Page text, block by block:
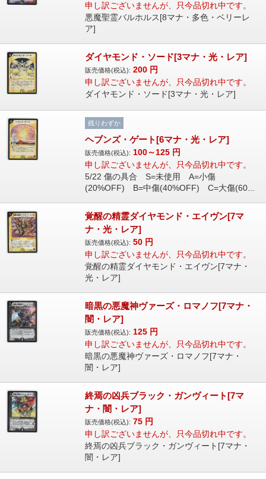
申し訳ございませんが、只今品切れ中です。
悪魔聖霊バルホルス[8マナ・多色・ベリーレ
ア]
ダイヤモンド・ソード[3マナ・光・レア]
販売価格(税込): 200 円
申し訳ございませんが、只今品切れ中です。
ダイヤモンド・ソード[3マナ・光・レア]
残りわずか
ヘブンズ・ゲート[6マナ・光・レア]
販売価格(税込): 100～125 円
申し訳ございませんが、只今品切れ中です。
5/22 傷の具合 S=未使用 A=小傷
(20%OFF) B=中傷(40%OFF) C=大傷(60...
覚醒の精霊ダイヤモンド・エイヴン[7マ
ナ・光・レア]
販売価格(税込): 50 円
申し訳ございませんが、只今品切れ中です。
覚醒の精霊ダイヤモンド・エイヴン[7マナ・
光・レア]
暗黒の悪魔神ヴァーズ・ロマノフ[7マナ・
闇・レア]
販売価格(税込): 125 円
申し訳ございませんが、只今品切れ中です。
暗黒の悪魔神ヴァーズ・ロマノフ[7マナ・
闇・レア]
終焉の凶兵ブラック・ガンヴィート[7マ
ナ・闇・レア]
販売価格(税込): 75 円
申し訳ございませんが、只今品切れ中です。
終焉の凶兵ブラック・ガンヴィート[7マナ・
闇・レア]